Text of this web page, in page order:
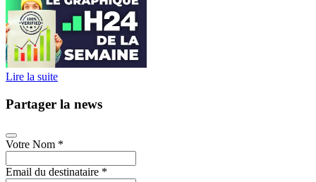
Lire la suite
Partager la news
Votre Nom *
Email du destinataire *